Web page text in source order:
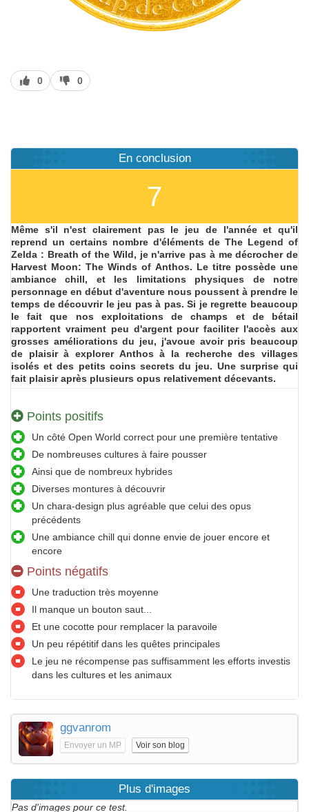
J’aime
0
J’aime
pas
0
En conclusion
7
Même s'il n'est clairement pas le jeu de l'année et qu'il
reprend un certains nombre d'éléments de The Legend of
Zelda : Breath of the Wild, je n'arrive pas à me décrocher de
Harvest Moon: The Winds of Anthos. Le titre possède une
ambiance chill, et les limitations physiques de notre
personnage en début d'aventure nous poussent à prendre le
temps de découvrir le jeu pas à pas. Si je regrette beaucoup
le fait que nos exploitations de champs et de bétail
rapportent vraiment peu d'argent pour faciliter l'accès aux
grosses améliorations du jeu, j'avoue avoir pris beaucoup
de plaisir à explorer Anthos à la recherche des villages
isolés et des petits coins secrets du jeu. Une surprise qui
fait plaisir après plusieurs opus relativement décevants.
Points positifs
Un côté Open World correct pour une première tentative
De nombreuses cultures à faire pousser
Ainsi que de nombreux hybrides
Diverses montures à découvrir
Un chara-design plus agréable que celui des opus
précédents
Une ambiance chill qui donne envie de jouer encore et
encore
Points négatifs
Une traduction très moyenne
Il manque un bouton saut...
Et une cocotte pour remplacer la paravoile
Un peu répétitif dans les quêtes principales
Le jeu ne récompense pas suffisamment les efforts investis
dans les cultures et les animaux
ggvanrom
Envoyer un MP Voir son blog
Plus d'images
Pas d'images pour ce test.